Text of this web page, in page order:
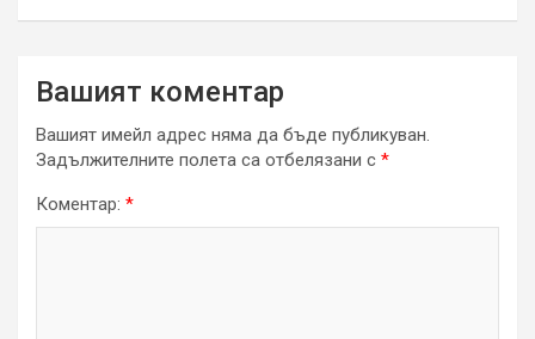
Вашият коментар
Вашият имейл адрес няма да бъде публикуван.
Задължителните полета са отбелязани с *
Коментар: *